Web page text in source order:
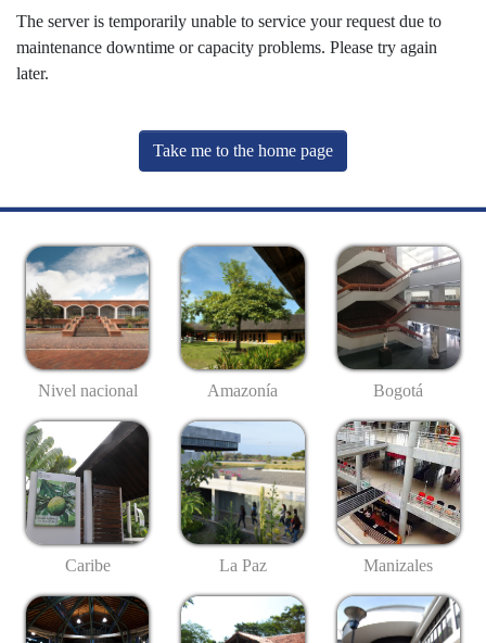
The server is temporarily unable to service your request due to
maintenance downtime or capacity problems. Please try again
later.
Take me to the home page
Nivel nacional Amazonía Bogotá
Caribe La Paz Manizales